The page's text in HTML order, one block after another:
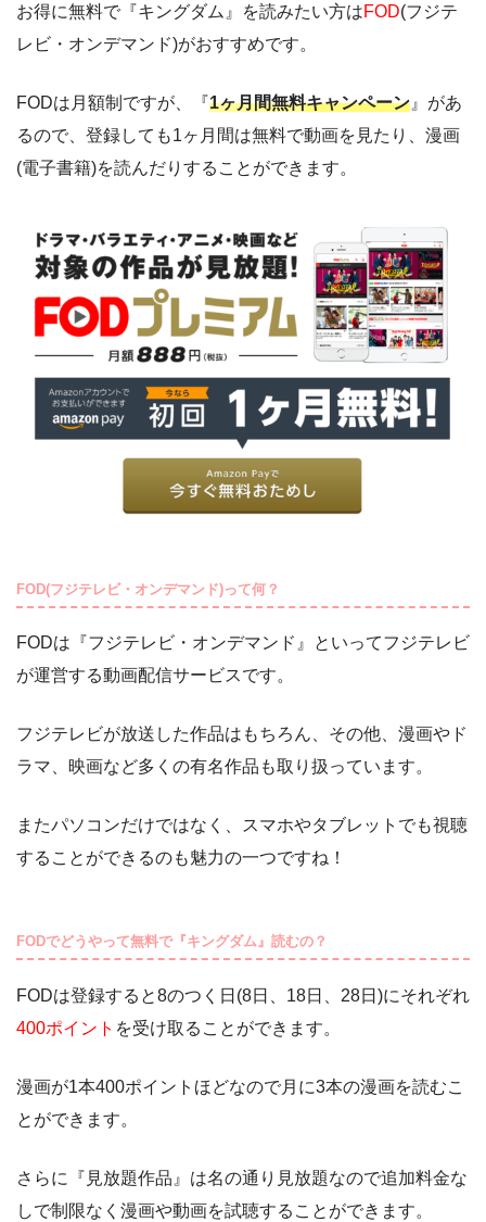
お得に無料で『キングダム』を読みたい方はFOD(フジテ
レビ・オンデマンド)がおすすめです。
FODは月額制ですが、『1ヶ月間無料キャンペーン 』があ
るので、登録しても1ヶ月間は無料で動画を見たり、漫画
(電子書籍)を読んだりすることができます。
FOD(フジテレビ・オンデマンド)って何？
FODは『フジテレビ・オンデマンド』といってフジテレビ
が運営する動画配信サービスです。
フジテレビが放送した作品はもちろん、その他、漫画やド
ラマ、映画など多くの有名作品も取り扱っています。
またパソコンだけではなく、スマホやタブレットでも視聴
することができるのも魅力の一つですね！
FODでどうやって無料で『キングダム』読むの？
FODは登録すると8のつく日(8日、18日、28日)にそれぞれ
400ポイント を受け取ることができます。
漫画が1本400ポイントほどなので月に3本の漫画を読むこ
とができます。
さらに『見放題作品』は名の通り見放題なので追加料金な
しで制限なく漫画や動画を試聴することができます。